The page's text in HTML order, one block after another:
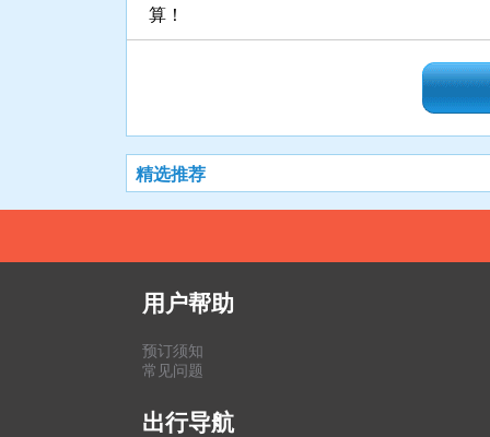
算！
精选推荐
用户帮助
预订须知
常见问题
出行导航